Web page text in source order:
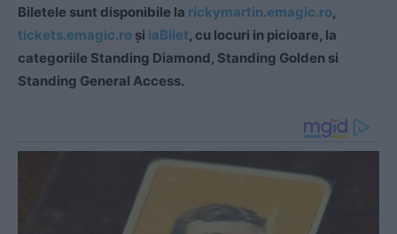
Biletele sunt disponibile la rickymartin.emagic.ro,
tickets.emagic.ro și iaBilet, cu locuri in picioare, la
categoriile Standing Diamond, Standing Golden si
Standing General Access.